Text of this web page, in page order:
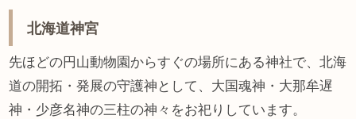
北海道神宮
先ほどの円山動物園からすぐの場所にある神社で、北海
道の開拓・発展の守護神として、大国魂神・大那牟遅
神・少彦名神の三柱の神々をお祀りしています。